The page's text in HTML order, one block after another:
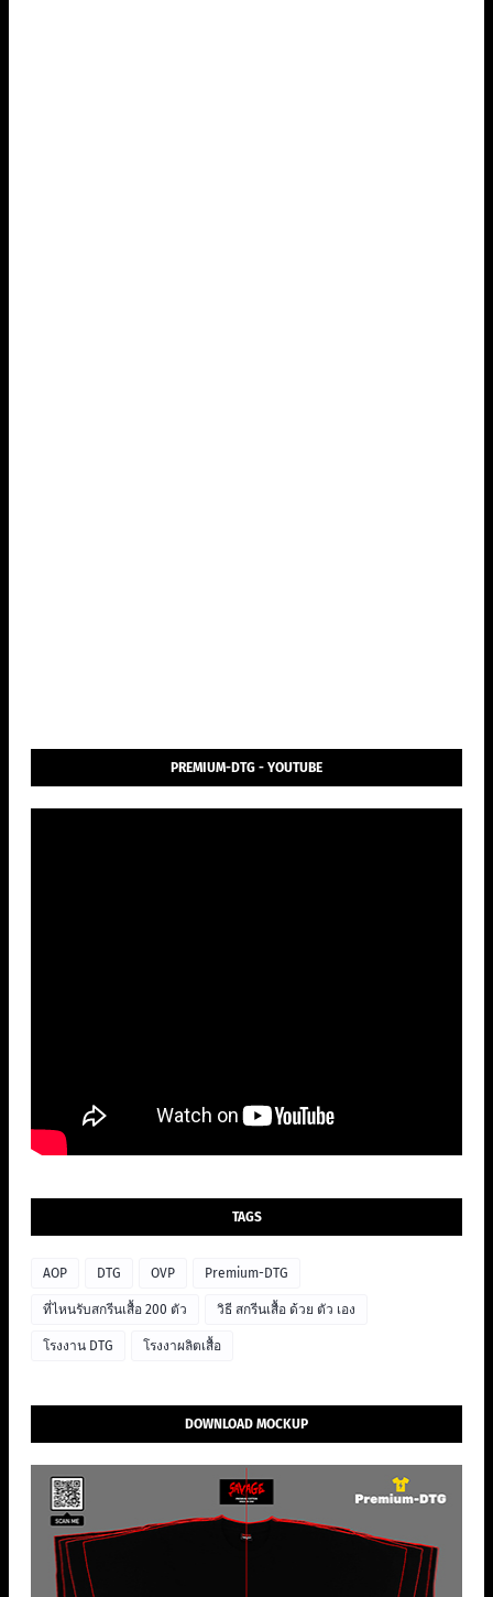
PREMIUM-DTG - YOUTUBE
TAGS
AOP DTG OVP Premium-DTG
ที่ไหนรับสกรีนเสื้อ 200 ตัว วิธี สกรีนเสื้อ ด้วย ตัว เอง
โรงงาน DTG โรงงาผลิตเสื้อ
DOWNLOAD MOCKUP